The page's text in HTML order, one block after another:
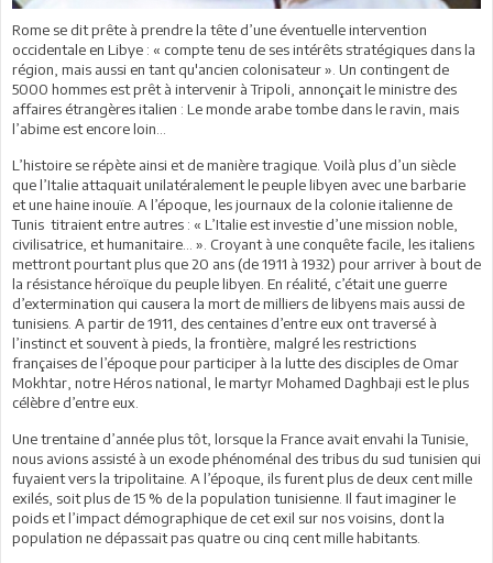
Rome se dit prête à prendre la tête d’une éventuelle intervention
occidentale en Libye : « compte tenu de ses intérêts stratégiques dans la
région, mais aussi en tant qu'ancien colonisateur ». Un contingent de
5000 hommes est prêt à intervenir à Tripoli, annonçait le ministre des
affaires étrangères italien : Le monde arabe tombe dans le ravin, mais
l’abime est encore loin…
L’histoire se répète ainsi et de manière tragique. Voilà plus d’un siècle
que l’Italie attaquait unilatéralement le peuple libyen avec une barbarie
et une haine inouïe. A l’époque, les journaux de la colonie italienne de
Tunis titraient entre autres : « L’Italie est investie d’une mission noble,
civilisatrice, et humanitaire… ». Croyant à une conquête facile, les italiens
mettront pourtant plus que 20 ans (de 1911 à 1932) pour arriver à bout de
la résistance héroïque du peuple libyen. En réalité, c’était une guerre
d’extermination qui causera la mort de milliers de libyens mais aussi de
tunisiens. A partir de 1911, des centaines d’entre eux ont traversé à
l’instinct et souvent à pieds, la frontière, malgré les restrictions
françaises de l’époque pour participer à la lutte des disciples de Omar
Mokhtar, notre Héros national, le martyr Mohamed Daghbaji est le plus
célèbre d’entre eux.
Une trentaine d’année plus tôt, lorsque la France avait envahi la Tunisie,
nous avions assisté à un exode phénoménal des tribus du sud tunisien qui
fuyaient vers la tripolitaine. A l’époque, ils furent plus de deux cent mille
exilés, soit plus de 15 % de la population tunisienne. Il faut imaginer le
poids et l’impact démographique de cet exil sur nos voisins, dont la
population ne dépassait pas quatre ou cinq cent mille habitants.